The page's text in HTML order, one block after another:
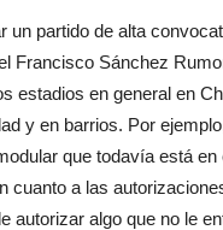
un partido de alta
Francisco Sánchez
estadios en general en
y en barrios. Por
que todavía está
cuanto a las
autorizar algo que no le